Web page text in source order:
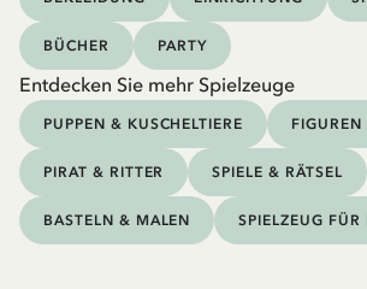
BÜCHER PARTY
Entdecken Sie mehr Spielzeuge
PUPPEN & KUSCHELTIERE FIGUREN
PIRAT & RITTER SPIELE & RÄTSEL
BASTELN & MALEN SPIELZEUG FÜR